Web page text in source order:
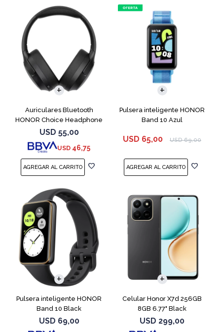
Auriculares Bluetooth
HONOR Choice Headphone
Black
USD 55,00
USD 46,75
Pulsera inteligente HONOR
Band 10 Azul
USD 65,00 USD 69,00
Pulsera inteligente HONOR
Band 10 Black
USD 69,00
Celular Honor X7d 256GB
8GB 6.77" Black
USD 299,00
COMPARAR